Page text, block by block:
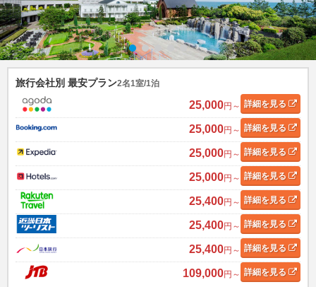
旅行会社別 最安プラン2名1室/1泊
25,000円～ 詳細を見る
25,000円～ 詳細を見る
25,000円～ 詳細を見る
25,000円～ 詳細を見る
25,400円～ 詳細を見る
25,400円～ 詳細を見る
25,400円～ 詳細を見る
109,000円～ 詳細を見る